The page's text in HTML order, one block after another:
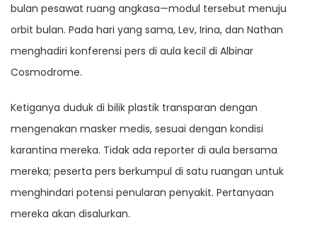
bulan pesawat ruang angkasa—modul tersebut menuju
orbit bulan. Pada hari yang sama, Lev, Irina, dan Nathan
menghadiri konferensi pers di aula kecil di Albinar
Cosmodrome.
Ketiganya duduk di bilik plastik transparan dengan
mengenakan masker medis, sesuai dengan kondisi
karantina mereka. Tidak ada reporter di aula bersama
mereka; peserta pers berkumpul di satu ruangan untuk
menghindari potensi penularan penyakit. Pertanyaan
mereka akan disalurkan.